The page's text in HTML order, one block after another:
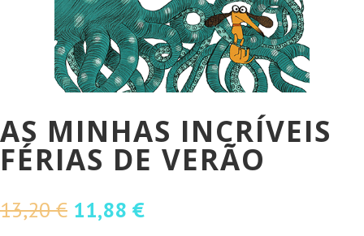
AS MINHAS INCRÍVEIS
FÉRIAS DE VERÃO
13,20€ O
11,88 €O